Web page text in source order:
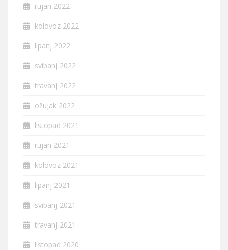
rujan 2022
kolovoz 2022
lipanj 2022
svibanj 2022
travanj 2022
ožujak 2022
listopad 2021
rujan 2021
kolovoz 2021
lipanj 2021
svibanj 2021
travanj 2021
listopad 2020